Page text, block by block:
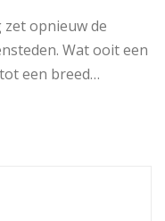
opnieuw de
Wat ooit een
een breed…